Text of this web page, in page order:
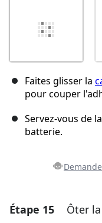
Faites glisser la
pour couper
Servez-vous de
batterie.
Étape 15 Ôter